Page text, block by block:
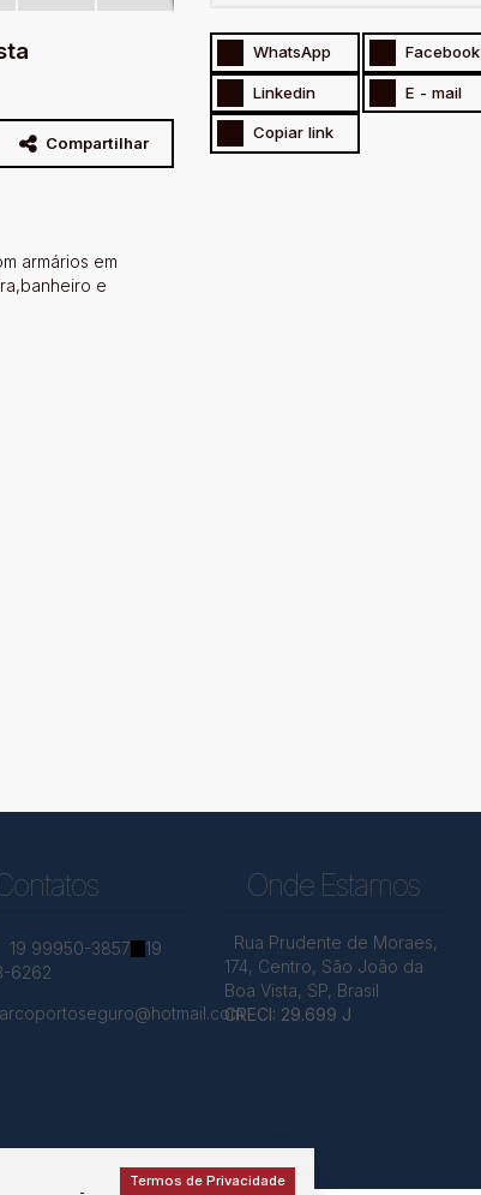
Termos de Privacidade
Compartilhar
armários em
e
WhatsApp Facebook
Linkedin E - mail
Copiar link
19 99950-3857
19
6262
Onde Estamos
Rua Prudente de Moraes,
174, Centro, São João da
Boa Vista, SP, Brasil
CRECI: 29.699 J